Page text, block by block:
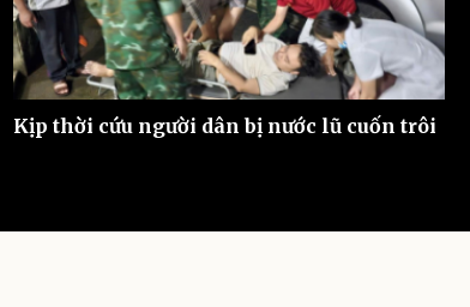
Kịp thời cứu người dân bị nước lũ cuốn trôi